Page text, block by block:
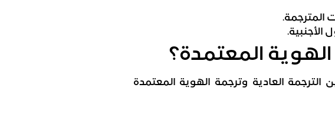
المترجمة.
الأجنبية.
الهوية المعتمدة؟
العادية وترجمة الهوية المعتمدة